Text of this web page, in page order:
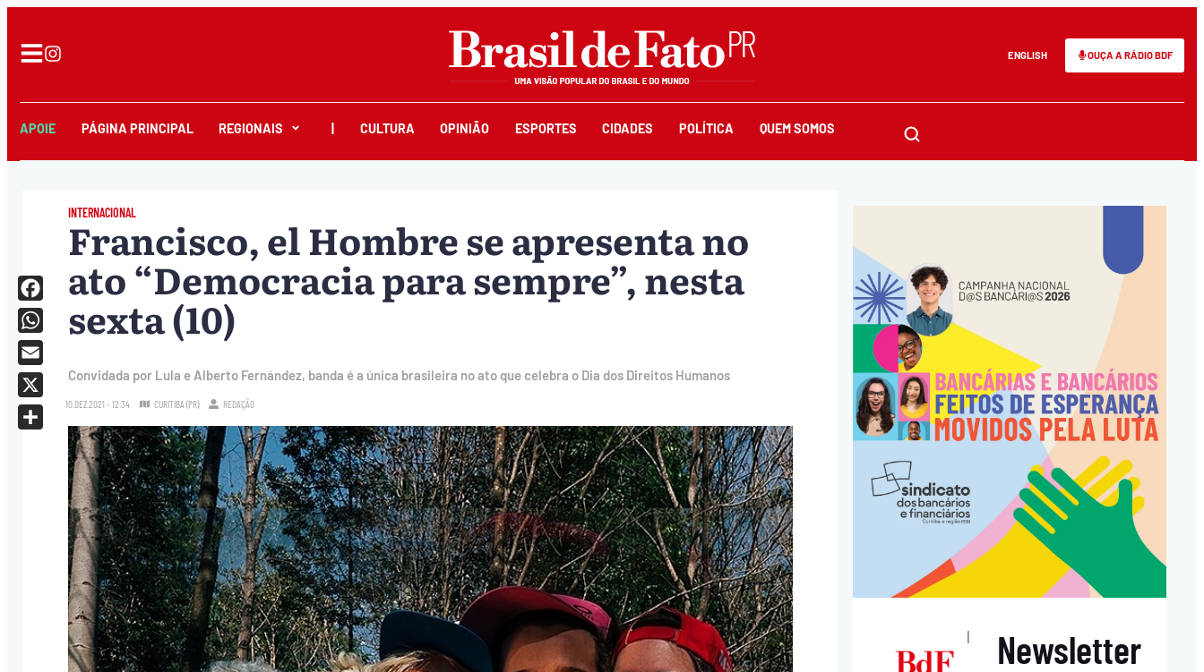
ENGLISH OUÇA A RÁDIO BDF
APOIE PÁGINA PRINCIPAL REGIONAIS CULTURA OPINIÃO ESPORTES CIDADES POLÍTICA QUEM SOMOS
INTERNACIONAL
Francisco, el Hombre se apresenta no
ato “Democracia para sempre”, nesta
sexta (10)
Convidada por Lula e Alberto Fernández, banda é a única brasileira no ato que celebra o Dia dos Direitos Humanos
10.DEZ.2021 - 12:34 CURITIBA (PR) REDAÇÃO
Facebook
WhatsApp
Email
X
| Newsletter